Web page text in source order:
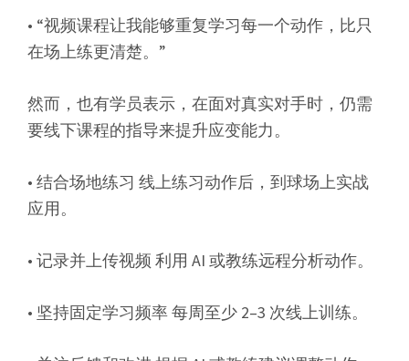
• “视频课程让我能够重复学习每一个动作，比只
在场上练更清楚。”
然而，也有学员表示，在面对真实对手时，仍需
要线下课程的指导来提升应变能力。
• 结合场地练习 线上练习动作后，到球场上实战
应用。
• 记录并上传视频 利用 AI 或教练远程分析动作。
• 坚持固定学习频率 每周至少 2–3 次线上训练。